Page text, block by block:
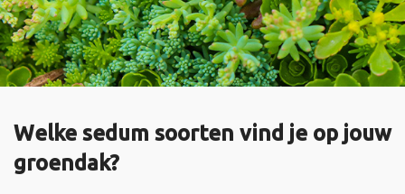
Welke sedum soorten vind je op jouw
groendak?